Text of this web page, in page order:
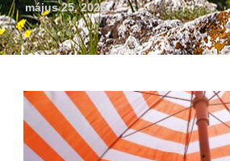
május 25, 2026